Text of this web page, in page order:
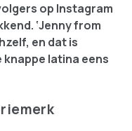
op Instagram
‘Jenny from
en dat is
knappe latina eens